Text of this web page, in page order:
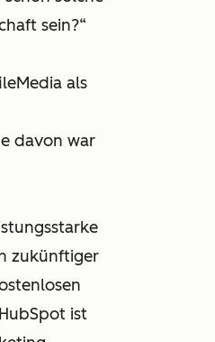
sein?“
als
davon war
zukünftiger
ist